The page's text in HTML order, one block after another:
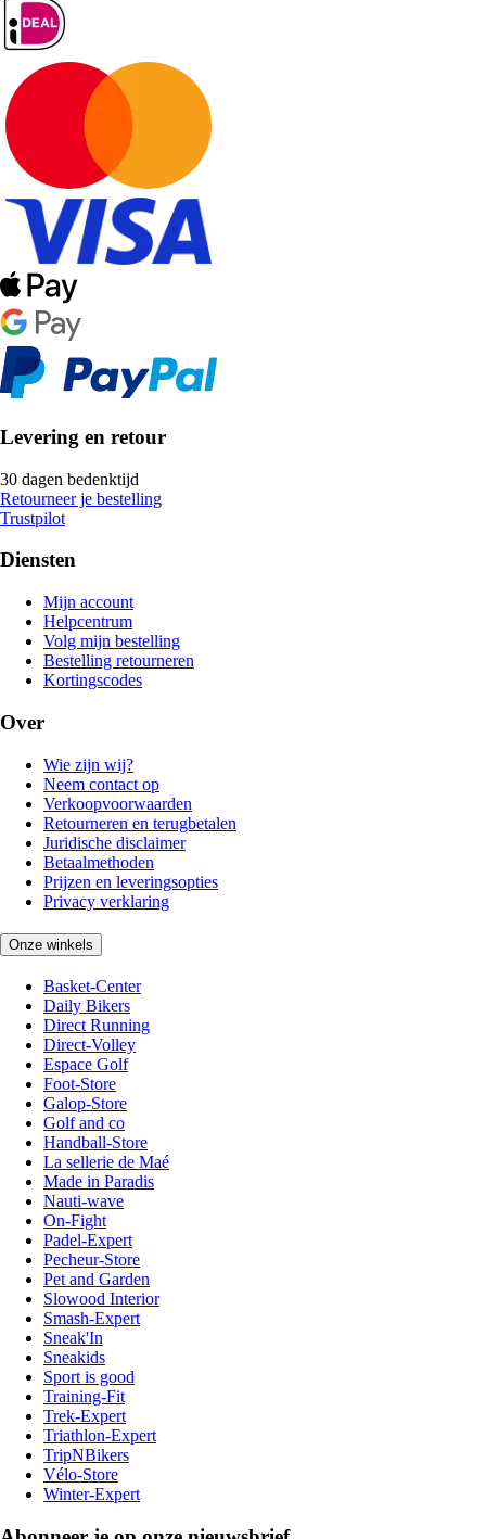
Levering en retour
30 dagen bedenktijd
Retourneer je bestelling
Trustpilot
Diensten
Mijn account
Helpcentrum
Volg mijn bestelling
Bestelling retourneren
Kortingscodes
Over
Wie zijn wij?
Neem contact op
Verkoopvoorwaarden
Retourneren en terugbetalen
Juridische disclaimer
Betaalmethoden
Prijzen en leveringsopties
Privacy verklaring
Onze winkels
Basket-Center
Daily Bikers
Direct Running
Direct-Volley
Espace Golf
Foot-Store
Galop-Store
Golf and co
Handball-Store
La sellerie de Maé
Made in Paradis
Nauti-wave
On-Fight
Padel-Expert
Pecheur-Store
Pet and Garden
Slowood Interior
Smash-Expert
Sneak'In
Sneakids
Sport is good
Training-Fit
Trek-Expert
Triathlon-Expert
TripNBikers
Vélo-Store
Winter-Expert